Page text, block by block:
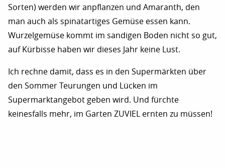
Sorten) werden wir anpflanzen und Amaranth, den
man auch als spinatartiges Gemüse essen kann.
Wurzelgemüse kommt im sandigen Boden nicht so gut,
auf Kürbisse haben wir dieses Jahr keine Lust.
Ich rechne damit, dass es in den Supermärkten über
den Sommer Teurungen und Lücken im
Supermarktangebot geben wird. Und fürchte
keinesfalls mehr, im Garten ZUVIEL ernten zu müssen!